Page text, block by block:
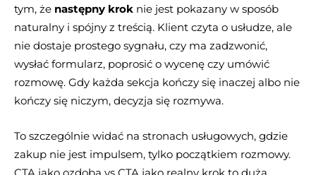
tym, że następny krok nie jest pokazany w sposób
naturalny i spójny z treścią. Klient czyta o usłudze, ale
nie dostaje prostego sygnału, czy ma zadzwonić,
wysłać formularz, poprosić o wycenę czy umówić
rozmowę. Gdy każda sekcja kończy się inaczej albo nie
kończy się niczym, decyzja się rozmywa.
To szczególnie widać na stronach usługowych, gdzie
zakup nie jest impulsem, tylko początkiem rozmowy.